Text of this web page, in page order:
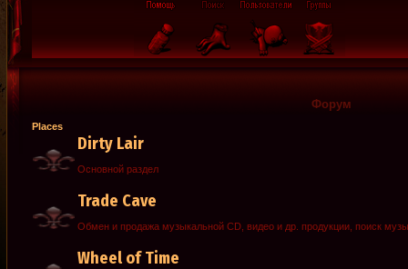
Форум
Places
Dirty Lair
Основной раздел
Trade Cave
Обмен и продажа музыкальной CD, видео и др. продукции, поиск
Wheel of Time